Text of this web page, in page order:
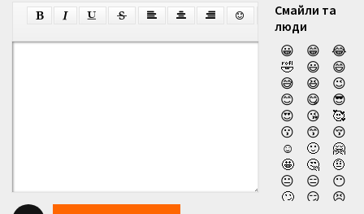
Смайли та
люди
😀
😁
😂
🤣
😃
😄
😅
😆
😉
😊
😋
😎
😍
😘
🥰
😗
😙
😚
☺️
🙂
🤗
🤩
🤔
🤨
😐
😑
😶
🙄
😏
😣